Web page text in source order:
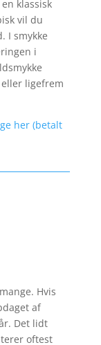
klassisk
vil du
I smykke
i
ligefrem
her (betalt
Hvis
af
Det lidt
oftest